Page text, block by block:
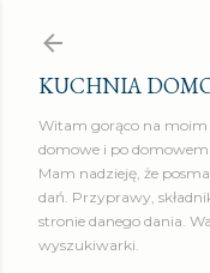
KUCHNIA
Witam gorąco na
domowe i po
Mam nadzieję, że
dań. Przyprawy,
stronie danego dania.
wyszukiwarki.